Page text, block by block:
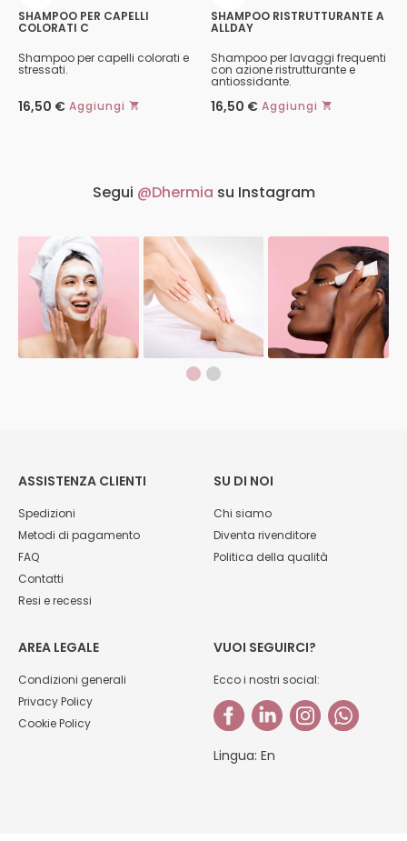
SHAMPOO PER CAPELLI
COLORATI C
Shampoo per capelli colorati e
stressati.
16,50 € Aggiungi
essere
scelte
nella
pagina
del
prodotto
SHAMPOO RISTRUTTURANTE A
ALLDAY
Shampoo per lavaggi frequenti
con azione ristrutturante e
antiossidante.
16,50 € Aggiungi
Le
essere
pagina
prodotto
Segui @Dhermia su Instagram
ASSISTENZA CLIENTI
Spedizioni
Metodi di pagamento
FAQ
Contatti
Resi e recessi
SU DI NOI
Chi siamo
Diventa rivenditore
Politica della qualità
AREA LEGALE
Condizioni generali
Privacy Policy
Cookie Policy
VUOI SEGUIRCI?
Ecco i nostri social:
Lingua:En